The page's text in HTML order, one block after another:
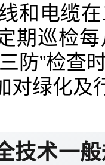
和电缆
期巡检
防”检查
对绿化及
技术一